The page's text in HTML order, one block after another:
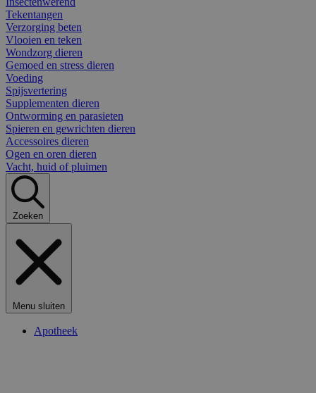
Tekentangen
Verzorging beten
Vlooien en teken
Wondzorg dieren
Gemoed en stress dieren
Voeding
Spijsvertering
Supplementen dieren
Ontworming en parasieten
Spieren en gewrichten dieren
Accessoires dieren
Ogen en oren dieren
Vacht, huid of pluimen
Zoeken
Menu sluiten
Apotheek